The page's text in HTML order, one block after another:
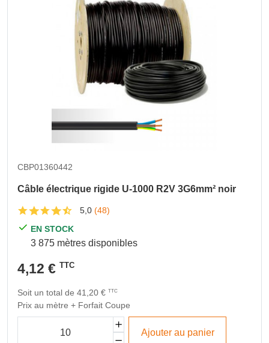
CBP01360442
Câble électrique rigide U-1000 R2V 3G6mm² noir
5,0 (48)
EN STOCK
3 875 mètres disponibles
4,12 € TTC
Soit un total de 41,20 € TTC
Prix au mètre + Forfait Coupe
Ajouter au panier